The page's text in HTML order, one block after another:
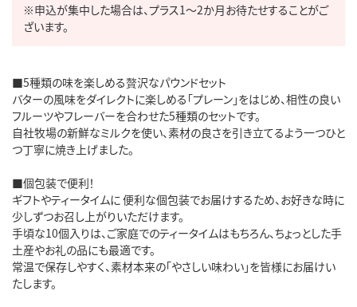
※申込が集中した場合は、プラス1～2か月お待たせすることがご
ざいます。
■5種類の味を楽しめる贅沢なパウンドセット
バターの風味をダイレクトに楽しめる「プレーン」をはじめ、相性の良い
フルーツやフレーバーを合わせた5種類のセットです。
自社牧場の新鮮なミルクを使い、素材の良さを引き立てるよう一つひと
つ丁寧に焼き上げました。
■個包装で便利！
ギフトやティータイムに 便利な個包装でお届けするため、お好きな時に
少しずつお召し上がりいただけます。
手頃な10個入りは、ご家庭でのティータイムはもちろん、ちょっとした手
土産やお礼の品にも最適です。
常温で保存しやすく、素材本来の「やさしい味わい」を皆様にお届けい
たします。